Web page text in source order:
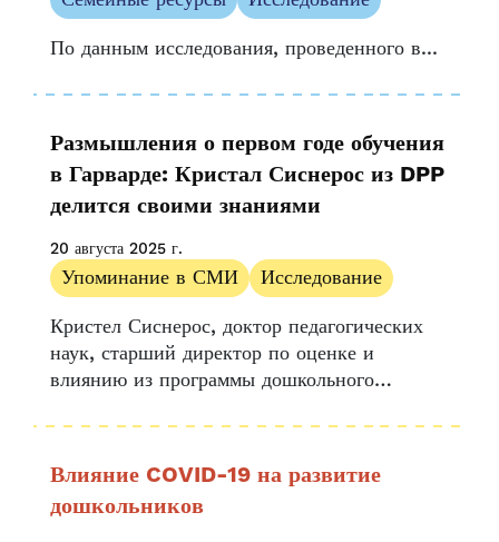
По данным исследования, проведенного в...
Размышления о первом годе обучения
в Гарварде: Кристал Сиснерос из DPP
делится своими знаниями
20 августа 2025 г.
Упоминание в СМИ
Исследование
Кристел Сиснерос, доктор педагогических
наук, старший директор по оценке и
влиянию из программы дошкольного
стипендиатов, принимающих участие в
Гарвардского центра исследований
образовательной политики...
Влияние COVID-19 на развитие
дошкольников